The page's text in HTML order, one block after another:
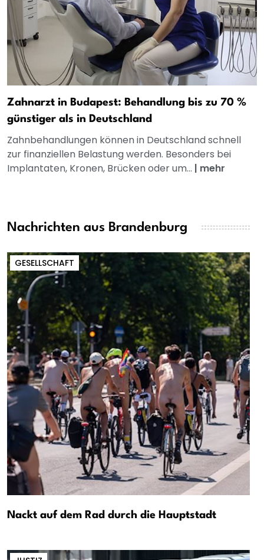
Zahnarzt in Budapest: Behandlung bis zu 70 %
günstiger als in Deutschland
Zahnbehandlungen können in Deutschland schnell
zur finanziellen Belastung werden. Besonders bei
Implantaten, Kronen, Brücken oder um... | mehr
Nachrichten aus Brandenburg
GESELLSCHAFT
Nackt auf dem Rad durch die Hauptstadt